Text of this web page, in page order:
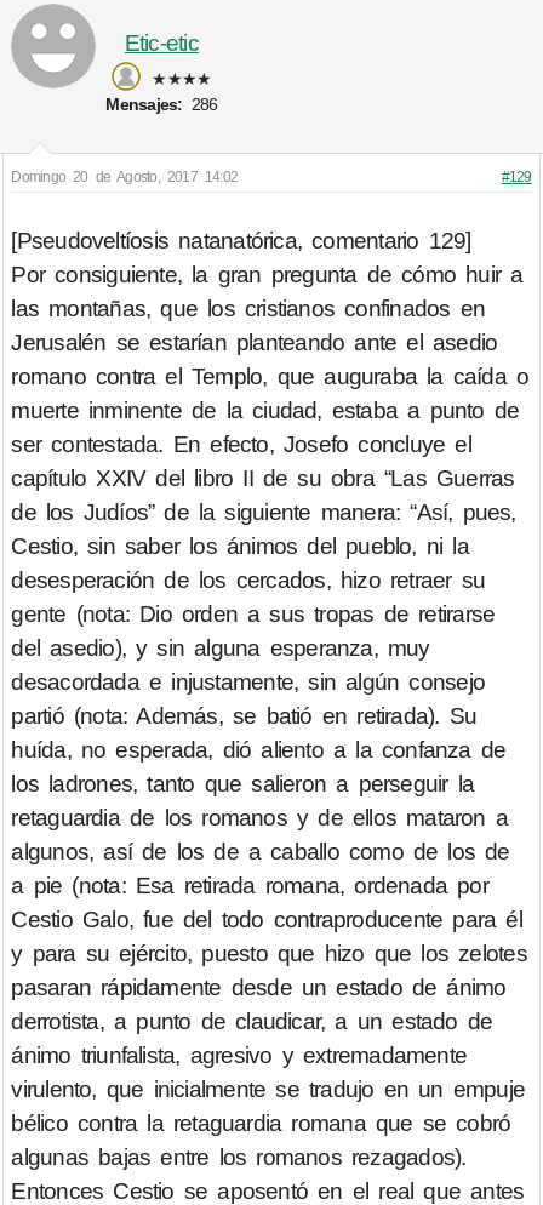
Etic-etic
★★★★
Mensajes: 286
Domingo 20 de Agosto, 2017 14:02 #129
[Pseudoveltíosis natanatórica, comentario 129]
Por consiguiente, la gran pregunta de cómo huir a
las montañas, que los cristianos confinados en
Jerusalén se estarían planteando ante el asedio
romano contra el Templo, que auguraba la caída o
muerte inminente de la ciudad, estaba a punto de
ser contestada. En efecto, Josefo concluye el
capítulo XXIV del libro II de su obra “Las Guerras
de los Judíos” de la siguiente manera: “Así, pues,
Cestio, sin saber los ánimos del pueblo, ni la
desesperación de los cercados, hizo retraer su
gente (nota: Dio orden a sus tropas de retirarse
del asedio), y sin alguna esperanza, muy
desacordada e injustamente, sin algún consejo
partió (nota: Además, se batió en retirada). Su
huída, no esperada, dió aliento a la confanza de
los ladrones, tanto que salieron a perseguir la
retaguardia de los romanos y de ellos mataron a
algunos, así de los de a caballo como de los de
a pie (nota: Esa retirada romana, ordenada por
Cestio Galo, fue del todo contraproducente para él
y para su ejército, puesto que hizo que los zelotes
pasaran rápidamente desde un estado de ánimo
derrotista, a punto de claudicar, a un estado de
ánimo triunfalista, agresivo y extremadamente
virulento, que inicialmente se tradujo en un empuje
bélico contra la retaguardia romana que se cobró
algunas bajas entre los romanos rezagados).
Entonces Cestio se aposentó en el real que antes